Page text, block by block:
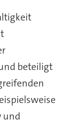
beteiligt
und